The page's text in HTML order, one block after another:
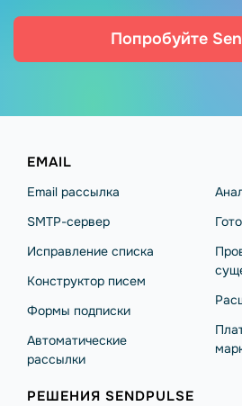
Попробуйте
EMAIL
Email рассылка
SMTP-сервер
Исправление списка
Конструктор писем
Формы подписки
Автоматические
рассылки
РЕШЕНИЯ SENDPULSE